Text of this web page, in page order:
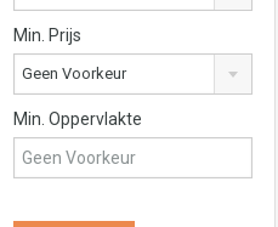
Min. Prijs
Geen Voorkeur
Min. Oppervlakte